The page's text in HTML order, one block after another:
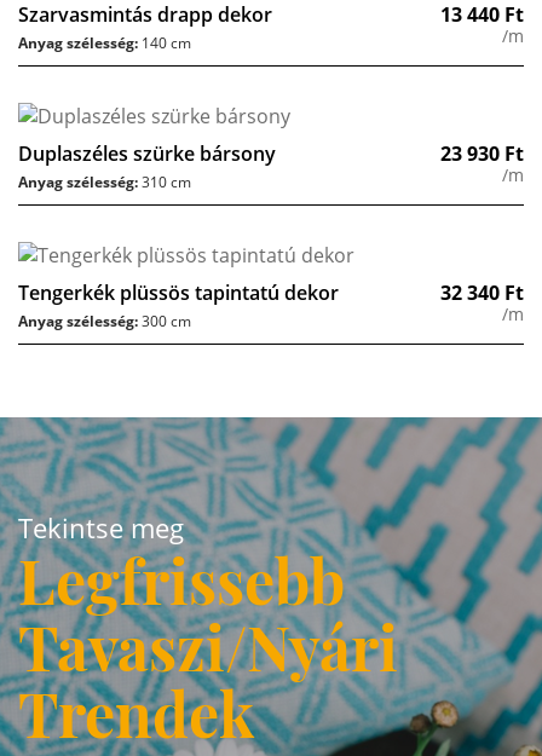
Szarvasmintás drapp dekor 13 440 Ft
/m
Anyag szélesség: 140 cm
Duplaszéles szürke bársony 23 930 Ft
/m
Anyag szélesség:310 cm
Tengerkék plüssös tapintatú dekor 32 340 Ft
/m
Anyag szélesség:300 cm
Tekintse meg
Legfrissebb
Tavaszi/Nyári
Trendek